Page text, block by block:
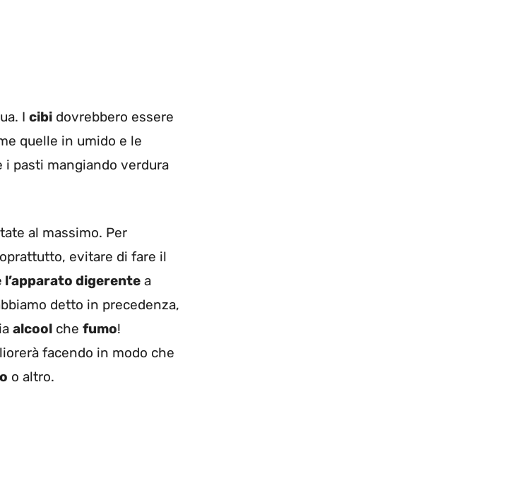
I cibi dovrebbero essere
quelle in umido e le
i pasti mangiando verdura
al massimo. Per
evitare di fare il
l’apparato digerente a
detto in precedenza,
alcool che fumo!
facendo in modo che
o altro.